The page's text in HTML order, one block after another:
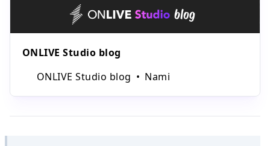
ONLIVE Studio blog
ONLIVE Studio blog
Nami